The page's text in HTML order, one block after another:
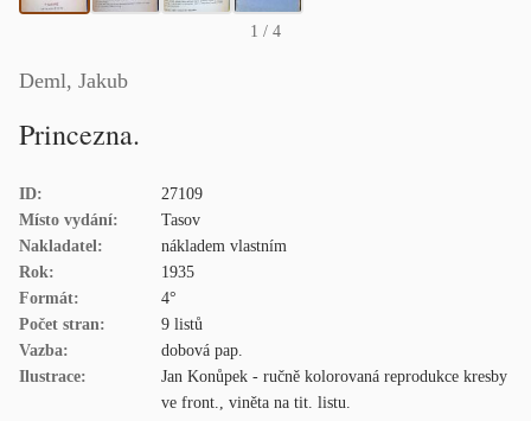
1 / 4
Deml, Jakub
Princezna.
ID:
27109
Místo vydání:
Tasov
Nakladatel:
nákladem vlastním
Rok:
1935
Formát:
4°
Počet stran:
9 listů
Vazba:
dobová pap.
Ilustrace:
Jan Konůpek - ručně kolorovaná reprodukce kresby
ve front., viněta na tit. listu.